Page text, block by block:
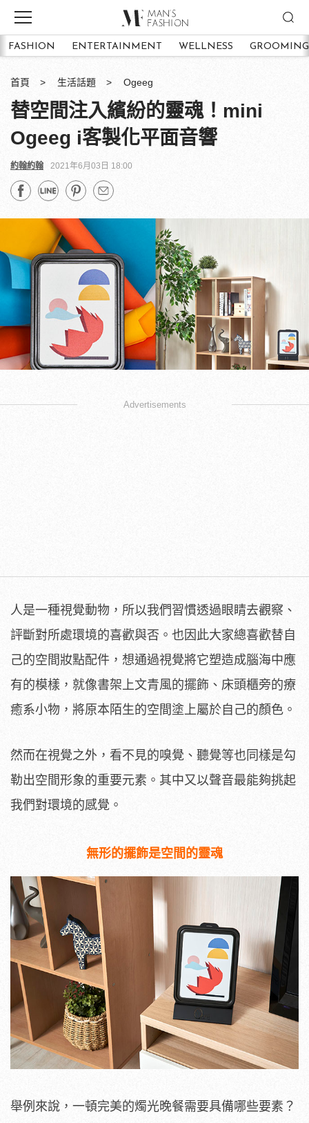
FASHION ENTERTAINMENT WELLNESS GROOMING
首頁 生活話題 Ogeeg
替空間注入繽紛的靈魂！mini
Ogeeg i客製化平面音響
約翰約翰 2021年6月03日 18:00
Advertisements
人是一種視覺動物，所以我們習慣透過眼睛去觀察、
評斷對所處環境的喜歡與否。也因此大家總喜歡替自
己的空間妝點配件，想通過視覺將它塑造成腦海中應
有的模樣，就像書架上文青風的擺飾、床頭櫃旁的療
癒系小物，將原本陌生的空間塗上屬於自己的顏色。
然而在視覺之外，看不見的嗅覺、聽覺等也同樣是勾
勒出空間形象的重要元素。其中又以聲音最能夠挑起
我們對環境的感覺。
無形的擺飾是空間的靈魂
舉例來說，一頓完美的燭光晚餐需要具備哪些要素？